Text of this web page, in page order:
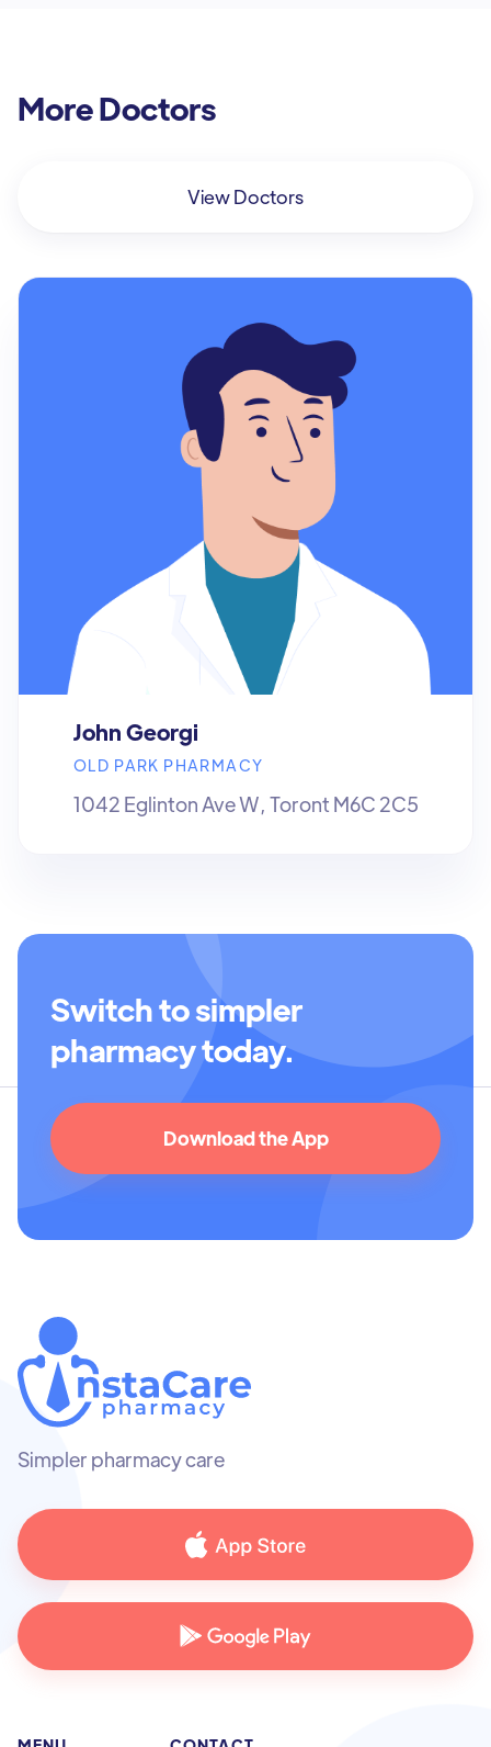
More Doctors
View Doctors
John Georgi
OLD PARK PHARMACY
1042 Eglinton Ave W, Toront M6C 2C5
Switch to simpler
pharmacy today.
Download the App
Simpler pharmacy care